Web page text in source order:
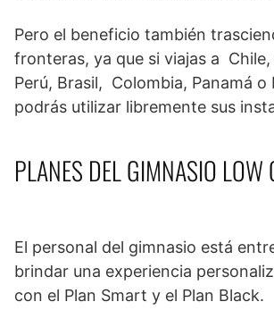
Pero el beneficio también
fronteras, ya que si viajas a
Perú, Brasil, Colombia, Panamá o
podrás utilizar libremente sus
PLANES DEL GIMNASIO LOW
El personal del gimnasio está
brindar una experiencia
con el Plan Smart y el Plan Black.